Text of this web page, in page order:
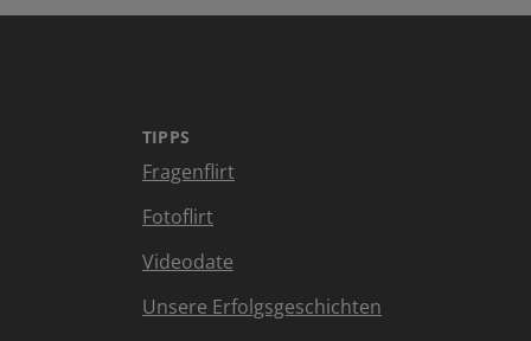
TIPPS
Fragenflirt
Fotoflirt
Videodate
Unsere Erfolgsgeschichten